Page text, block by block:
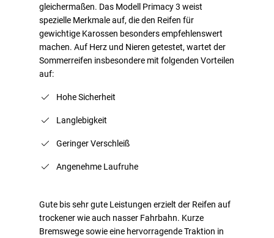
Michelin-Sommerreifen mit Bestnoten.
gleichermaßen. Das Modell Primacy 3 weist
spezielle Merkmale auf, die den Reifen für
gewichtige Karossen besonders empfehlenswert
machen. Auf Herz und Nieren getestet, wartet der
Sommerreifen insbesondere mit folgenden Vorteilen
auf:
Hohe Sicherheit
Langlebigkeit
Geringer Verschleiß
Angenehme Laufruhe
Gute bis sehr gute Leistungen erzielt der Reifen auf
trockener wie auch nasser Fahrbahn. Kurze
Bremswege sowie eine hervorragende Traktion in